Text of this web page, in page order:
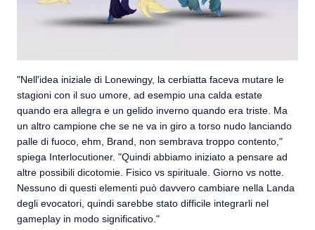
"Nell'idea iniziale di Lonewingy, la cerbiatta faceva mutare le
stagioni con il suo umore, ad esempio una calda estate
quando era allegra e un gelido inverno quando era triste. Ma
un altro campione che se ne va in giro a torso nudo lanciando
palle di fuoco, ehm, Brand, non sembrava troppo contento,"
spiega Interlocutioner. "Quindi abbiamo iniziato a pensare ad
altre possibili dicotomie. Fisico vs spirituale. Giorno vs notte.
Nessuno di questi elementi può davvero cambiare nella Landa
degli evocatori, quindi sarebbe stato difficile integrarli nel
gameplay in modo significativo."